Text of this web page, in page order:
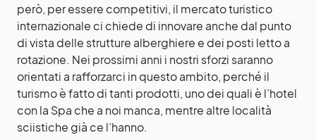
però, per essere competitivi, il mercato turistico
internazionale ci chiede di innovare anche dal punto
di vista delle strutture alberghiere e dei posti letto a
rotazione. Nei prossimi anni i nostri sforzi saranno
orientati a rafforzarci in questo ambito, perché il
turismo è fatto di tanti prodotti, uno dei quali è l’hotel
con la Spa che a noi manca, mentre altre località
sciistiche già ce l’hanno.